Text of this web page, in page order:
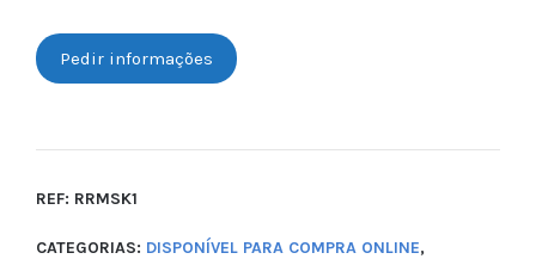
Pedir informações
REF: RRMSK1
CATEGORIAS: DISPONÍVEL PARA COMPRA ONLINE,